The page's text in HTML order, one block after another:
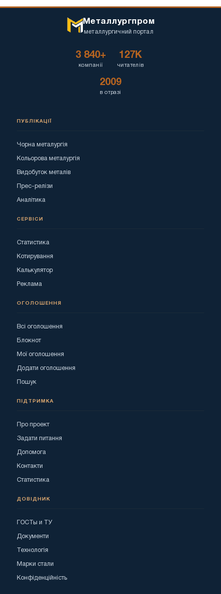
Металлургпром
металлургичний портал
3 840+
компанії
127K
читателів
2009
в отразі
ПУБЛІКАЦІЇ
Чорна металургія
Кольорова металургія
Видобуток металів
Прес-релізи
Аналітика
СЕРВІСИ
Статистика
Котирування
Калькулятор
Реклама
ОГОЛОШЕННЯ
Всі оголошення
Блокнот
Мої оголошення
Додати оголошення
Пошук
ПІДТРИМКА
Про проект
Задати питання
Допомога
Контакти
Статистика
ДОВІДНИК
ГОСТы и ТУ
Документи
Технологія
Марки стали
Конфіденційність